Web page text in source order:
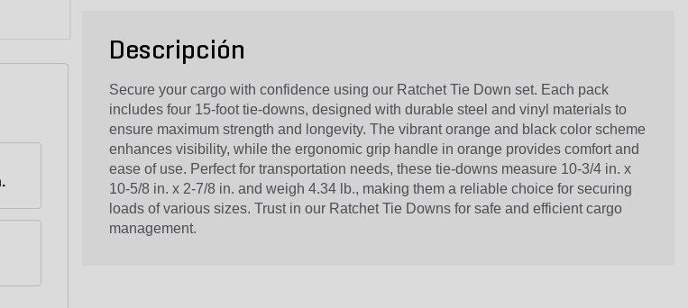
Descripción
Secure your cargo with confidence using our Ratchet Tie Down set. Each pack
includes four 15-foot tie-downs, designed with durable steel and vinyl materials to
ensure maximum strength and longevity. The vibrant orange and black color scheme
enhances visibility, while the ergonomic grip handle in orange provides comfort and
ease of use. Perfect for transportation needs, these tie-downs measure 10-3/4 in. x
10-5/8 in. x 2-7/8 in. and weigh 4.34 lb., making them a reliable choice for securing
loads of various sizes. Trust in our Ratchet Tie Downs for safe and efficient cargo
management.